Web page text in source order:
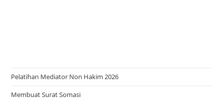
Pelatihan Mediator Non Hakim 2026
Membuat Surat Somasi